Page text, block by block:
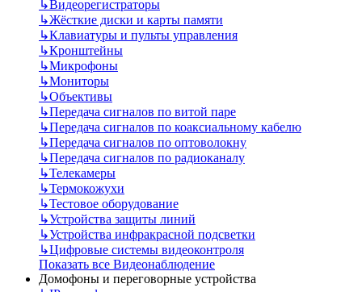
↳Видеорегистраторы
↳Жёсткие диски и карты памяти
↳Клавиатуры и пульты управления
↳Кронштейны
↳Микрофоны
↳Мониторы
↳Объективы
↳Передача сигналов по витой паре
↳Передача сигналов по коаксиальному кабелю
↳Передача сигналов по оптоволокну
↳Передача сигналов по радиоканалу
↳Телекамеры
↳Термокожухи
↳Тестовое оборудование
↳Устройства защиты линий
↳Устройства инфракрасной подсветки
↳Цифровые системы видеоконтроля
Показать все Видеонаблюдение
Домофоны и переговорные устройства